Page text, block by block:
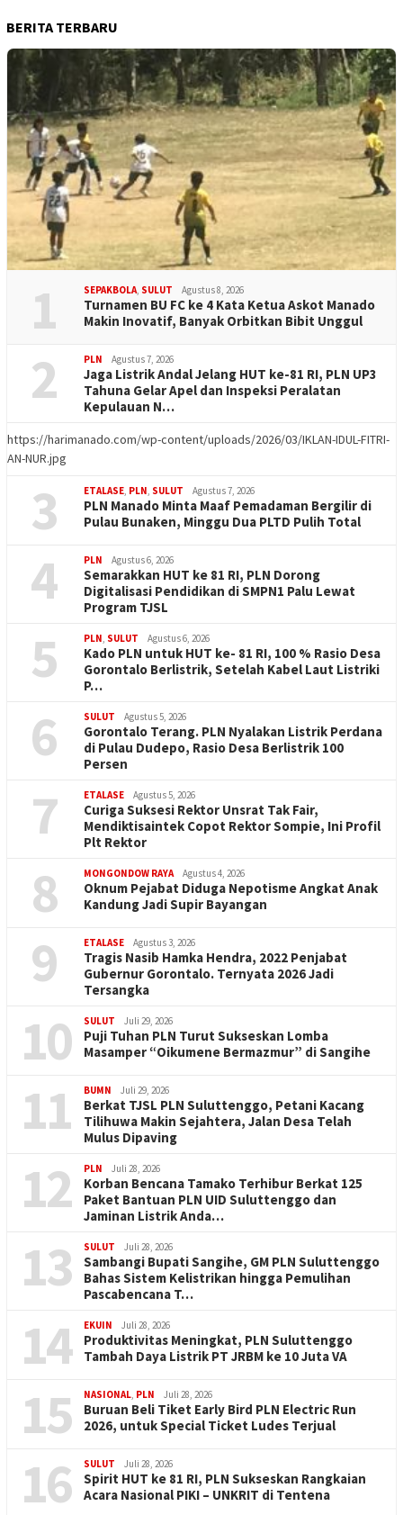
BERITA TERBARU
1 SEPAKBOLA SULUT Agustus 8, 2026
Turnamen BU FC ke 4 Kata Ketua Askot Manado
Makin Inovatif, Banyak Orbitkan Bibit Unggul
2 PLN Agustus 7, 2026
Jaga Listrik Andal Jelang HUT ke-81 RI, PLN UP3
Tahuna Gelar Apel dan Inspeksi Peralatan
Kepulauan N…
https://harimanado.com/wp-content/uploads/2026/03/IKLAN-IDUL-FITRI-
AN-NUR.jpg
3 ETALASE PLN SULUT Agustus 7, 2026
PLN Manado Minta Maaf Pemadaman Bergilir di
Pulau Bunaken, Minggu Dua PLTD Pulih Total
4 PLN Agustus 6, 2026
Semarakkan HUT ke 81 RI, PLN Dorong
Digitalisasi Pendidikan di SMPN1 Palu Lewat
Program TJSL
5 PLN SULUT Agustus 6, 2026
Kado PLN untuk HUT ke- 81 RI, 100 % Rasio Desa
Gorontalo Berlistrik, Setelah Kabel Laut Listriki
P…
6 SULUT Agustus 5, 2026
Gorontalo Terang. PLN Nyalakan Listrik Perdana
di Pulau Dudepo, Rasio Desa Berlistrik 100
Persen
7 ETALASE Agustus 5, 2026
Curiga Suksesi Rektor Unsrat Tak Fair,
Mendiktisaintek Copot Rektor Sompie, Ini Profil
Plt Rektor
8 MONGONDOW RAYA Agustus 4, 2026
Oknum Pejabat Diduga Nepotisme Angkat Anak
Kandung Jadi Supir Bayangan
9 ETALASE Agustus 3, 2026
Tragis Nasib Hamka Hendra, 2022 Penjabat
Gubernur Gorontalo. Ternyata 2026 Jadi
Tersangka
10 SULUT Juli 29, 2026
Puji Tuhan PLN Turut Sukseskan Lomba
Masamper “Oikumene Bermazmur” di Sangihe
11 BUMN Juli 29, 2026
Berkat TJSL PLN Suluttenggo, Petani Kacang
Tilihuwa Makin Sejahtera, Jalan Desa Telah
Mulus Dipaving
12 PLN Juli 28, 2026
Korban Bencana Tamako Terhibur Berkat 125
Paket Bantuan PLN UID Suluttenggo dan
Jaminan Listrik Anda…
13 SULUT Juli 28, 2026
Sambangi Bupati Sangihe, GM PLN Suluttenggo
Bahas Sistem Kelistrikan hingga Pemulihan
Pascabencana T…
14 EKUIN Juli 28, 2026
Produktivitas Meningkat, PLN Suluttenggo
Tambah Daya Listrik PT JRBM ke 10 Juta VA
15 NASIONAL PLN Juli 28, 2026
Buruan Beli Tiket Early Bird PLN Electric Run
2026, untuk Special Ticket Ludes Terjual
16 SULUT Juli 28, 2026
Spirit HUT ke 81 RI, PLN Sukseskan Rangkaian
Acara Nasional PIKI – UNKRIT di Tentena